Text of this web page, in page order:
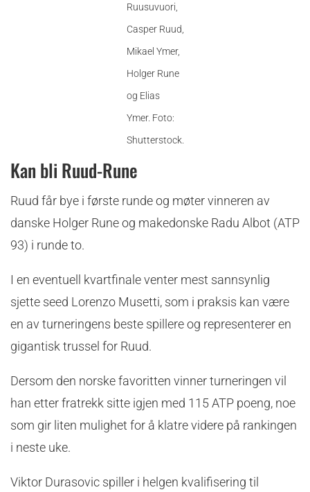
Ruusuvuori,
Casper Ruud,
Mikael Ymer,
Holger Rune
og Elias
Ymer. Foto:
Shutterstock.
Kan bli Ruud-Rune
Ruud får bye i første runde og møter vinneren av
danske Holger Rune og makedonske Radu Albot (ATP
93) i runde to.
I en eventuell kvartfinale venter mest sannsynlig
sjette seed Lorenzo Musetti, som i praksis kan være
en av turneringens beste spillere og representerer en
gigantisk trussel for Ruud.
Dersom den norske favoritten vinner turneringen vil
han etter fratrekk sitte igjen med 115 ATP poeng, noe
som gir liten mulighet for å klatre videre på rankingen
i neste uke.
Viktor Durasovic spiller i helgen kvalifisering til